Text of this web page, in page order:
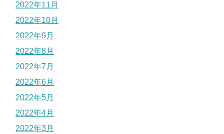
2022年11月
2022年10月
2022年9月
2022年8月
2022年7月
2022年6月
2022年5月
2022年4月
2022年3月